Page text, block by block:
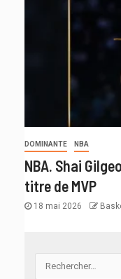
DOMINANTE NBA
NBA. Shai
titre de MVP
18 mai 2026